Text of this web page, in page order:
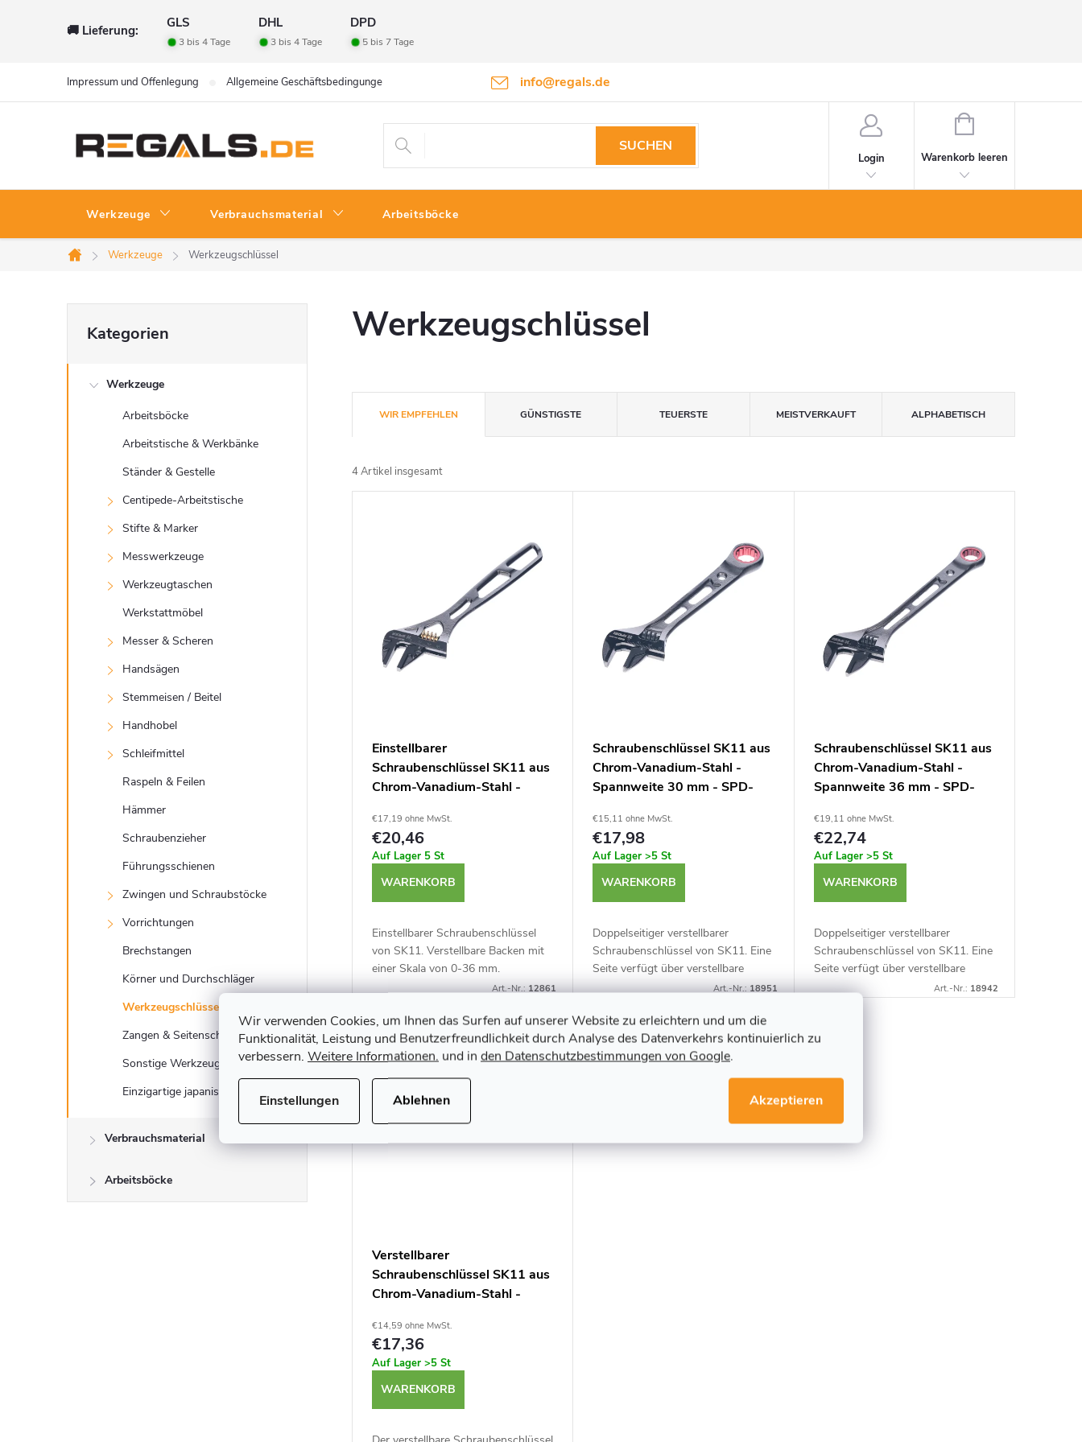
Wir verwenden Cookies, um Ihnen das Surfen auf unserer Website zu erleichtern und um die
Funktionalität, Leistung und Benutzerfreundlichkeit durch Analyse des Datenverkehrs kontinuierlich zu
verbessern. Weitere Informationen. und in den Datenschutzbestimmungen von Google.
Einstellungen Ablehnen Akzeptieren
🚚 Lieferung: GLS DHL DPD
3 bis 4 Tage 3 bis 4 Tage 5 bis 7 Tage
info@regals.de
Impressum und Offenlegung Allgemeine Geschäftsbedingungen Datenschutzbestimmungen Rückgabeinformationen
SUCHEN
Login
WARENKORB
Warenkorb leeren
Werkzeuge Verbrauchsmaterial Arbeitsböcke
Startseite
Werkzeuge Werkzeugschlüssel
e
überspringen
Kategorien
Werkzeuge
Arbeitsböcke
Arbeitstische & Werkbänke
Ständer & Gestelle
Centipede-Arbeitstische
Stifte & Marker
Messwerkzeuge
Werkzeugtaschen
Werkstattmöbel
Messer & Scheren
Handsägen
Stemmeisen / Beitel
Handhobel
Schleifmittel
Raspeln & Feilen
Hämmer
Schraubenzieher
Führungsschienen
Zwingen und Schraubstöcke
Vorrichtungen
Brechstangen
Körner und Durchschläger
Werkzeugschlüssel
Zangen & Seitenschneider
Sonstige Werkzeuge
Einzigartige japanische Werkzeuge
Verbrauchsmaterial
Arbeitsböcke
Werkzeugschlüssel
r
o
u
n
g
WIR EMPFEHLEN GÜNSTIGSTE TEUERSTE MEISTVERKAUFT ALPHABETISCH
4Artikel insgesamt
u
k
t
e
Einstellbarer
Schraubenschlüssel SK11 aus
Chrom-Vanadium-Stahl -
36WM
€17,19 ohne MwSt.
€20,46
Auf Lager 5 St
WARENKORB
Einstellbarer Schraubenschlüssel
von SK11. Verstellbare Backen mit
einer Skala von 0-36 mm.
Hergestellt aus Chrom-Vanadium-
Art.-Nr.:12861
Schraubenschlüssel SK11 aus
Chrom-Vanadium-Stahl -
Spannweite 30 mm - SPD-
€15,11 ohne MwSt.
€17,98
Auf Lager>5 St
WARENKORB
Doppelseitiger verstellbarer
Schraubenschlüssel von SK11. Eine
Seite verfügt über verstellbare
Backen mit einer Skala von 0-30
Art.-Nr.:18951
Schraubenschlüssel SK11 aus
Chrom-Vanadium-Stahl -
Spannweite 36 mm - SPD-
€19,11 ohne MwSt.
€22,74
Auf Lager >5 St
WARENKORB
Doppelseitiger verstellbarer
Schraubenschlüssel von SK11. Eine
Seite verfügt über verstellbare
Backen mit einer Skala von 0-36
Art.-Nr.: 18942
Verstellbarer
Schraubenschlüssel SK11 aus
Chrom-Vanadium-Stahl -
€14,59 ohne MwSt.
€17,36
Auf Lager >5 St
WARENKORB